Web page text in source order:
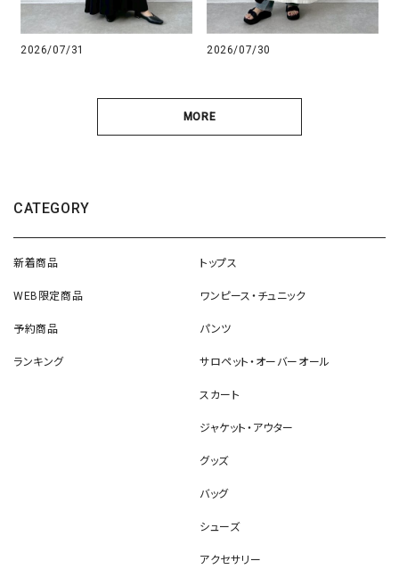
2026/07/31 2026/07/30
MORE
CATEGORY
新着商品
WEB限定商品
予約商品
ランキング
トップス
ワンピース・チュニック
パンツ
サロペット・オーバーオール
スカート
ジャケット・アウター
グッズ
バッグ
シューズ
アクセサリー